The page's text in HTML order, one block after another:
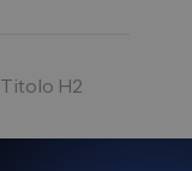
Titolo H2